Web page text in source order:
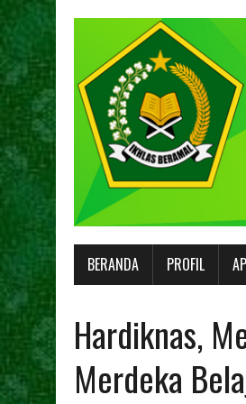
BERANDA PROFIL
Hardiknas,
Merdeka